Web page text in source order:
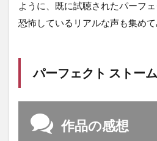
ように、既に試聴されたパーフ
恐怖しているリアルな声も集めて
パーフェクト ストー
作品の感想